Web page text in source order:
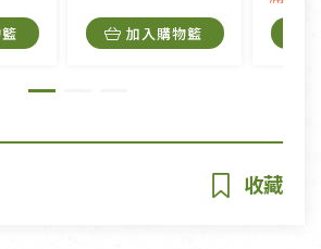
加入購物籃